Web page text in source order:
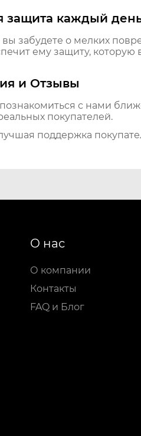
защита каждый
забудете о мелких
ему защиту, которую
и Отзывы
познакомиться с нами
покупателей.
поддержка
О нас
О компании
Контакты
FAQ и Блог